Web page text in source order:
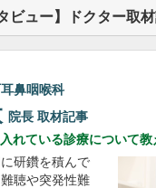
ビュー】ドクター取
鼻咽喉科
院長 取材記事
れている診療について教
研鑽を積んで
聴や突発性難